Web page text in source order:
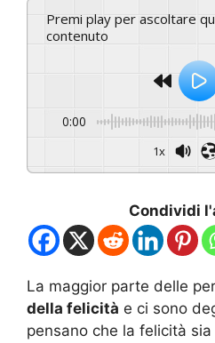
Premi play per ascoltare questo
contenuto
0:00
1x
Condividi
La maggior parte delle
della felicità e ci sono
pensano che la felicità